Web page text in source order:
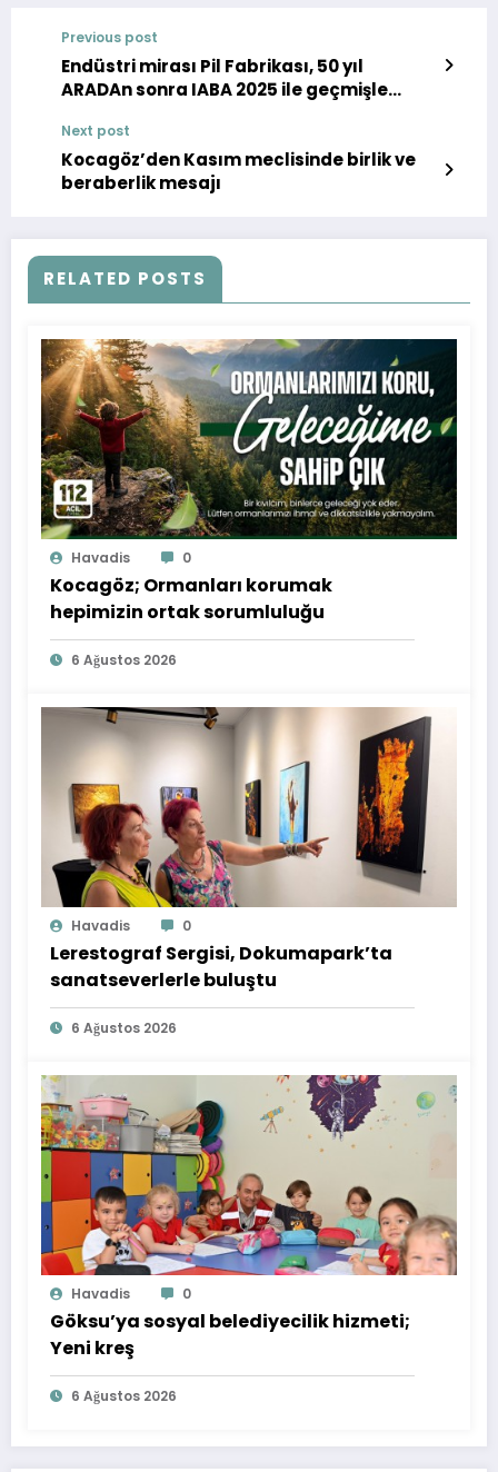
Previous post
Endüstri mirası Pil Fabrikası, 50 yıl
ARADAn sonra IABA 2025 ile geçmişle
Next post
Kocagöz’den Kasım meclisinde birlik ve
beraberlik mesajı
RELATED POSTS
Havadis 0
Kocagöz; Ormanları korumak
hepimizin ortak sorumluluğu
6 Ağustos 2026
Havadis 0
Lerestograf Sergisi, Dokumapark’ta
sanatseverlerle buluştu
6 Ağustos 2026
Havadis 0
Göksu’ya sosyal belediyecilik hizmeti;
Yeni kreş
6 Ağustos 2026